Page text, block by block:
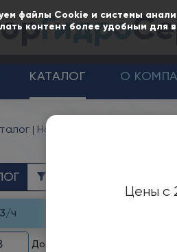
файлы Cookie и системы
контент более удобным для
Гидро
КАТАЛОГ О
Насосы
ч
До
Цены с